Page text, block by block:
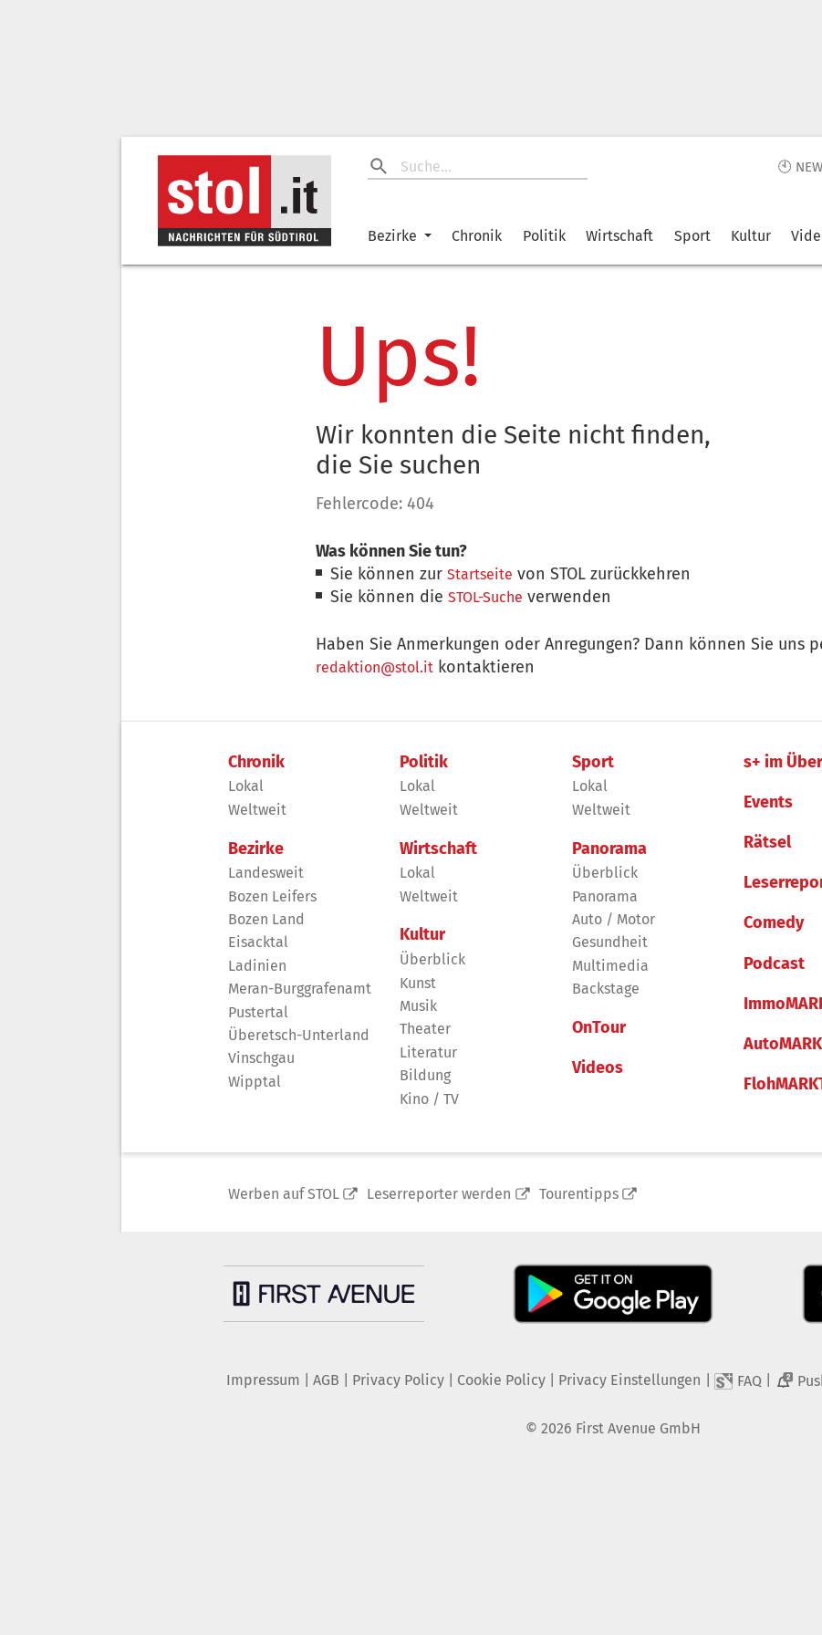
🕙
Bezirke Chronik Politik Wirtschaft Sport Kultur
Ups!
Wir konnten die Seite nicht finden,
die Sie suchen
Fehlercode: 404
Was können Sie tun?
Sie können zurStartseite von STOL zurückkehren
Sie können dieSTOL-Suche verwenden
Haben Sie Anmerkungen oder Anregungen? Dann können Sie uns
redaktion@stol.it kontaktieren
Chronik
Lokal
Weltweit
Bezirke
Landesweit
Bozen Leifers
Bozen Land
Eisacktal
Ladinien
Meran-Burggrafenamt
Pustertal
Überetsch-Unterland
Vinschgau
Wipptal
Politik
Lokal
Weltweit
Wirtschaft
Lokal
Weltweit
Kultur
Überblick
Kunst
Musik
Theater
Literatur
Bildung
Kino / TV
Sport
Lokal
Weltweit
Panorama
Überblick
Panorama
Auto / Motor
Gesundheit
Multimedia
Backstage
OnTour
Videos
s+ im
Events
Rätsel
Comedy
Podcast
Werben auf STOL Leserreporter werden Tourentipps
Impressum AGB Privacy Policy| Cookie Policy| Privacy Einstellungen FAQ 2
© 2026 First Avenue GmbH